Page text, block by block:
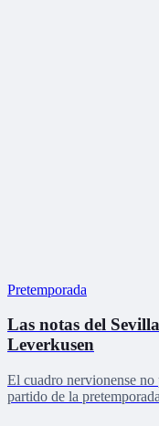
Pretemporada
Las notas del
Leverkusen
El cuadro nervionense
partido de la pretemporada